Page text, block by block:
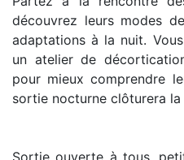
découvrez leurs modes
adaptations à la nuit.
un atelier de
pour mieux comprendre
sortie nocturne clôturera la
Sortie ouverte à tous,